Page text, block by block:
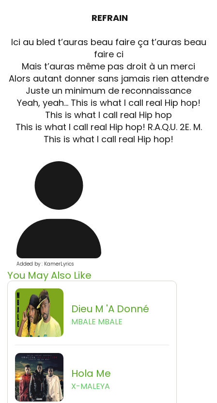
REFRAIN
Ici au bled t’auras beau faire ça t’auras beau
faire ci
Mais t’auras même pas droit à un merci
Alors autant donner sans jamais rien attendre
Juste un minimum de reconnaissance
Yeah, yeah… This is what I call real Hip hop!
This is what I call real Hip hop
This is what I call real Hip hop! R.A.Q.U. 2E. M.
This is what I call real Hip hop!
Added by : KamerLyrics
You May Also Like
Dieu M 'a Donné
MBALE MBALE
Hola Me
X-MALEYA